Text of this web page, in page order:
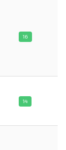
16
14